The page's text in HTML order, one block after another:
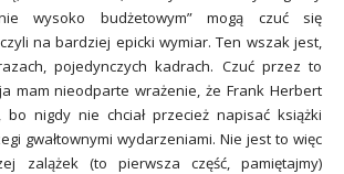
wysoko budżetowym” mogą czuć się
na bardziej epicki wymiar. Ten wszak jest,
pojedynczych kadrach. Czuć przez to
mam nieodparte wrażenie, że Frank Herbert
bo nigdy nie chciał przecież napisać książki
gwałtownymi wydarzeniami. Nie jest to więc
zalążek (to pierwsza część, pamiętajmy)